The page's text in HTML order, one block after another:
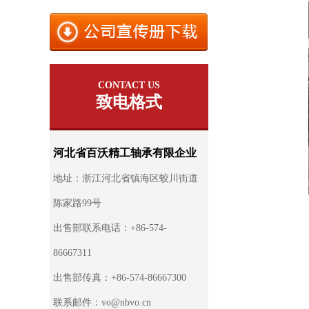
CONTACT US
致电格式
河北省百沃精工轴承有限企业
地址：浙江河北省镇海区蛟川街道
陈家路99号
出售部联系电话：+86-574-
86667311
出售部传真：+86-574-86667300
联系邮件： vo@nbvo.cn